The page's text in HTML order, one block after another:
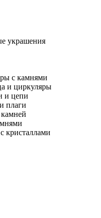
украшения
с камнями
и циркуляры
и цепи
плаги
кристаллами